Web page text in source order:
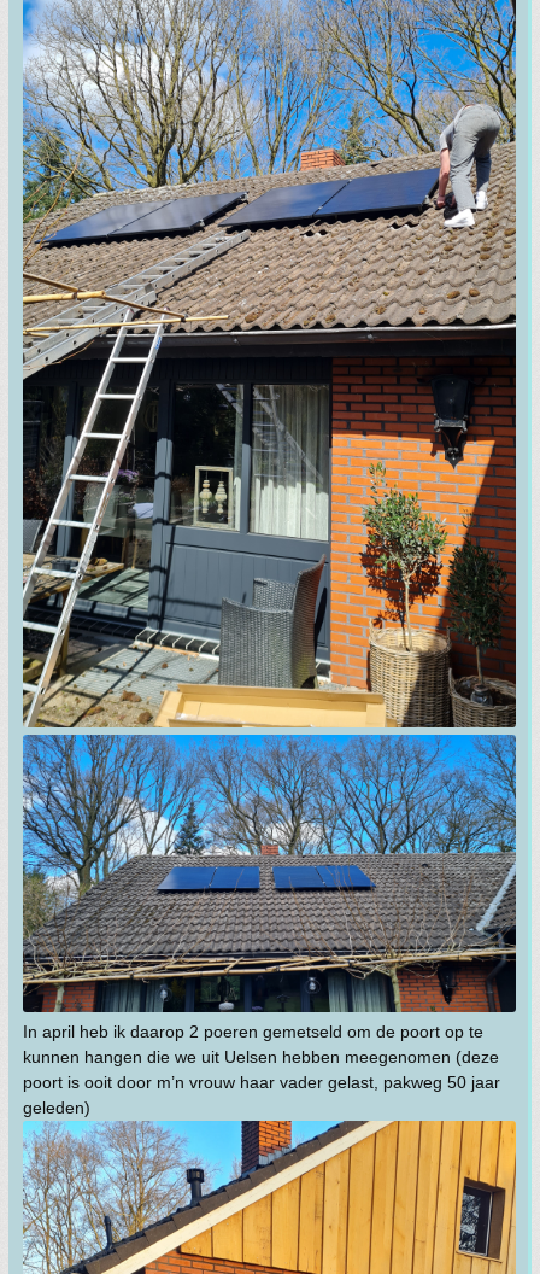
In april heb ik daarop 2 poeren gemetseld om de poort op te
kunnen hangen die we uit Uelsen hebben meegenomen (deze
poort is ooit door m’n vrouw haar vader gelast, pakweg 50 jaar
geleden)